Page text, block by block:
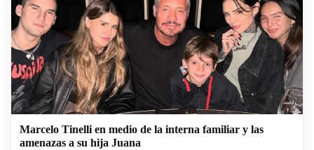
Marcelo Tinelli en medio de la interna familiar y las
amenazas a su hija Juana